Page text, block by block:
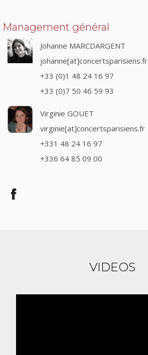
Management général
Johanne MARCDARGENT
johanne[at]concertsparisiens.fr
+33 (0)1 48 24 16 97
+33 (0)7 50 46 59 93
Virginie GOUET
virginie[at]concertsparisiens.fr
+331 48 24 16 97
+336 64 85 09 00
VIDEOS